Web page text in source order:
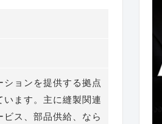
ョンを提供する拠点
ます。主に縫製関連
ス、部品供給、なら